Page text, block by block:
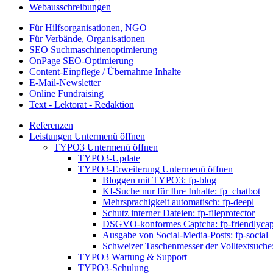
Webausschreibungen
Für Hilfsorganisationen, NGO
Für Verbände, Organisationen
SEO Suchmaschinenoptimierung
OnPage SEO-Optimierung
Content-Einpflege / Übernahme Inhalte
E-Mail-Newsletter
Online Fundraising
Text - Lektorat - Redaktion
Referenzen
Leistungen Untermenü öffnen
TYPO3 Untermenü öffnen
TYPO3-Update
TYPO3-Erweiterung Untermenü öffnen
Bloggen mit TYPO3: fp-blog
KI-Suche nur für Ihre Inhalte: fp_chatbot
Mehrsprachigkeit automatisch: fp-deepl
Schutz interner Dateien: fp-fileprotector
DSGVO-konformes Captcha: fp-
Ausgabe von Social-Media-Posts: fp-social
Schweizer Taschenmesser der
TYPO3 Wartung & Support
TYPO3-Schulung